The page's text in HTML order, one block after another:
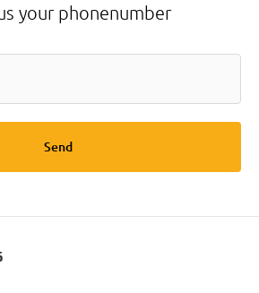
your phonenumber
Send